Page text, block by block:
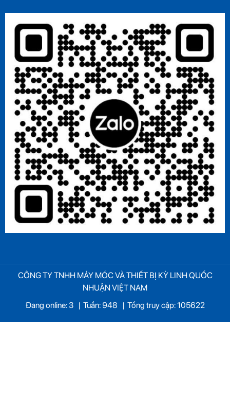
CÔNG TY TNHH MÁY MÓC VÀ THIẾT BỊ KỲ LINH QUỐC
NHUẬN VIỆT NAM
Đang online: 3
| Tuần: 948 | Tổng truy cập: 105622